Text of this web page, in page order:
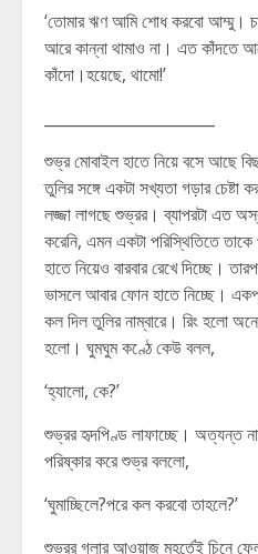
‘তোমার ঋণ আমি শোধ করবো আম্মু।
আরে কান্না থামাও না। এত কাঁদতে
কাঁদো।হয়েছে, থামো!’
শুভ্র মোবাইল হাতে নিয়ে বসে আছে
তুলির সঙ্গে একটা সখ্যতা গড়ার চেষ্টা
লজ্জা লাগছে শুভ্রর। ব্যাপরটা এত
করেনি, এমন একটা পরিস্থিতিতে
হাতে নিয়েও বারবার রেখে দিচ্ছে।
ভাসলে আবার ফোন হাতে নিচ্ছে।
কল দিল তুলির নাম্বারে। রিং হলো
হলো। ঘুমঘুম কণ্ঠে কেউ বলল,
‘হ্যালো, কে?’
শুভ্রর হৃদপিণ্ড লাফাচ্ছে। অত্যন্ত
পরিষ্কার করে শুভ্র বললো,
‘ঘুমাচ্ছিলে?পরে কল করবো তাহলে?’
শুভ্রর গলার আওয়াজ মুহূর্তেই চিনে